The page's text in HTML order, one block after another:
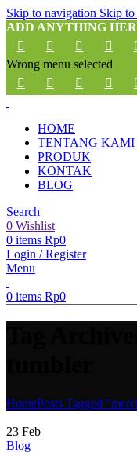
Skip to navigation Skip
ADD ANYTHING
Wrong menu selected
HOME
TENTANG KAMI
PRODUK
KONTAK
BLOG
Search
0 Wishlist
0 items Rp0
Login / Register
Menu
0 items Rp0
HomePosts Tagged
23 Feb
Blog